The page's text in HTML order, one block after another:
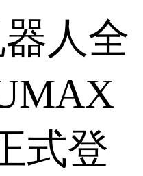
人全
式登